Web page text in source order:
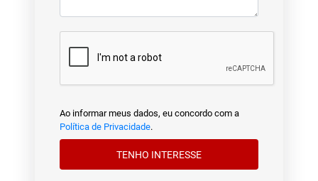
Ao informar meus dados, eu concordo com a
Política de Privacidade.
TENHO INTERESSE